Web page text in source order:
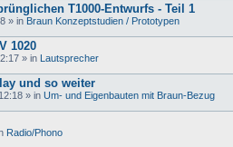
T1000-Entwurfs - Teil 1
» in Braun Konzeptstudien / Prototypen
1020
» in Lautsprecher
und so weiter
» in Um- und Eigenbauten mit Braun-Bezug
Radio/Phono